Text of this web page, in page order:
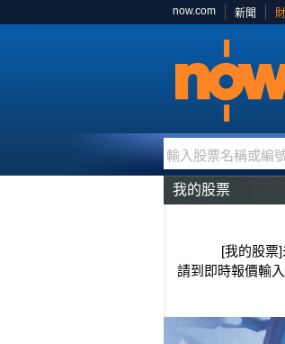
now.com 新聞
輸入股票名稱或編
我的股票
[我的股票]
請到即時報價輸